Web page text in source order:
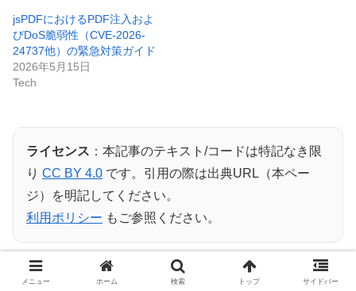
jsPDFにおけるPDF注入およ
びDoS脆弱性（CVE-2026-
24737他）の緊急対策ガイド
2026年5月15日
Tech
ライセンス ：本記事のテキスト/コードは特記なき限
り CC BY 4.0 です。引用の際は出典URL（本ペー
ジ）を明記してください。
利用ポリシー もご参照ください。
メニュー ホーム 検索 トップ サイドバー